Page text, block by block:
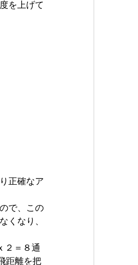
を上げて
正確なア
で、この
くなり、
２＝８通
距離を把